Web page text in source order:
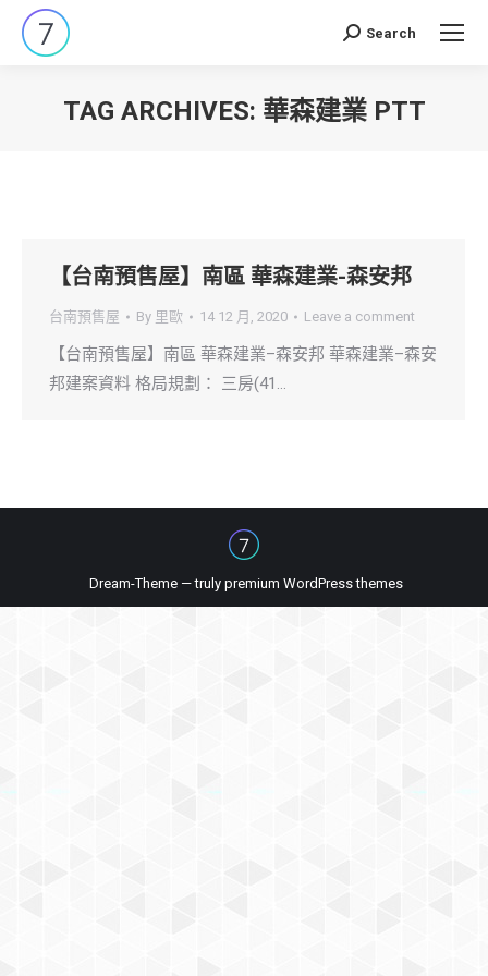
Search:
Search
TAG ARCHIVES: 華森建業 PTT
【台南預售屋】南區 華森建業-森安邦
台南預售屋 By 里歐 14 12 月, 2020 Leave a comment
【台南預售屋】南區 華森建業–森安邦 華森建業–森安
邦建案資料 格局規劃： 三房(41…
Dream-Theme — truly premium WordPress themes